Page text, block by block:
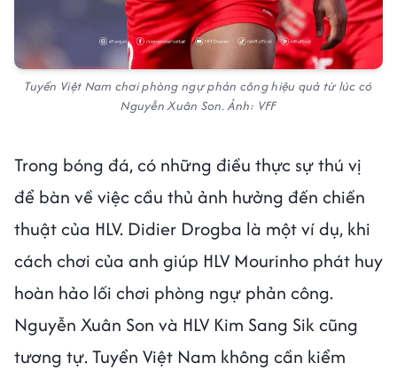
Tuyển Việt Nam chơi phòng ngự phản công hiệu quả từ lúc có
Nguyễn Xuân Son. Ảnh: VFF
Trong bóng đá, có những điều thực sự thú vị
để bàn về việc cầu thủ ảnh hưởng đến chiến
thuật của HLV. Didier Drogba là một ví dụ, khi
cách chơi của anh giúp HLV Mourinho phát huy
hoàn hảo lối chơi phòng ngự phản công.
Nguyễn Xuân Son và HLV Kim Sang Sik cũng
tương tự. Tuyển Việt Nam không cần kiểm